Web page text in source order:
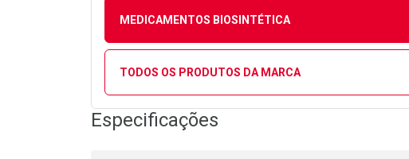
MEDICAMENTOS BIOSINTÉTICA
TODOS OS PRODUTOS DA MARCA
Especificações